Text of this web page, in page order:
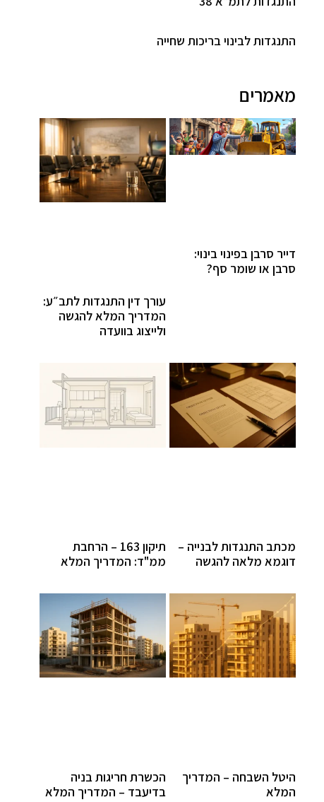
התנגדות לבינוי בריכות שחייה
מאמרים
דייר סרבן בפינוי בינוי:
סרבן או שומר סף?
עורך דין התנגדות לתב״ע:
המדריך המלא להגשה
ולייצוג בוועדה
מכתב התנגדות לבנייה –
דוגמא מלאה להגשה
תיקון 163 – הרחבת
ממ"ד: המדריך המלא
היטל השבחה – המדריך
המלא
הכשרת חריגות בניה
בדיעבד – המדריך המלא